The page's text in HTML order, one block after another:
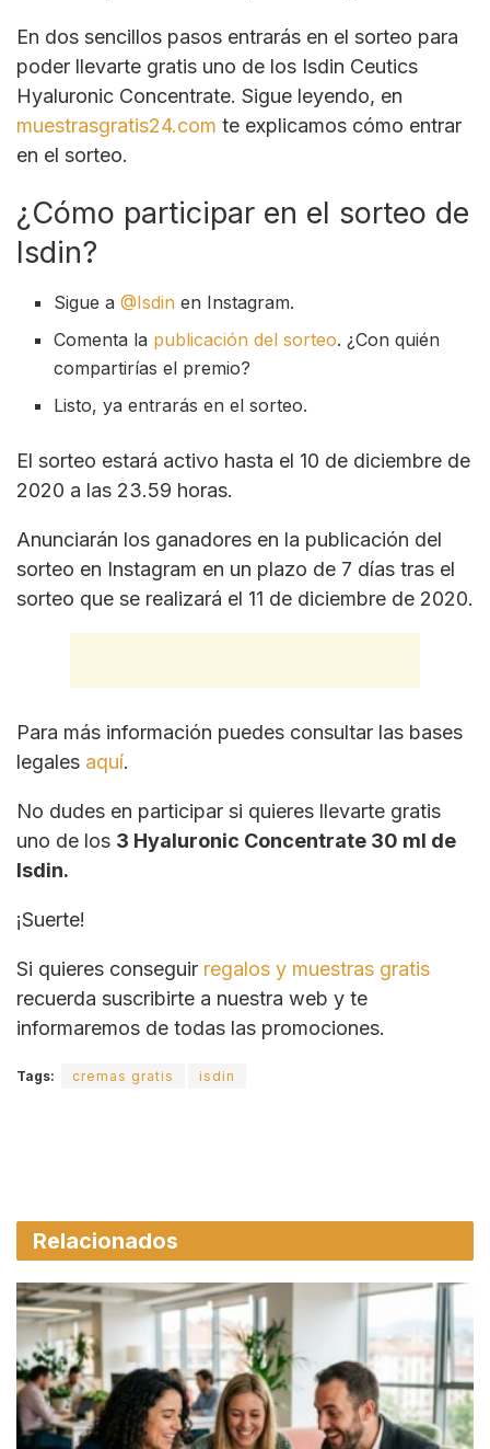
En dos sencillos pasos entrarás en el sorteo para
poder llevarte gratis uno de los Isdin Ceutics
Hyaluronic Concentrate. Sigue leyendo, en
muestrasgratis24.com te explicamos cómo entrar
en el sorteo.
¿Cómo participar en el sorteo de
Isdin?
Sigue a@Isdin en Instagram.
Comenta la publicación del sorteo. ¿Con quién
compartirías el premio?
Listo, ya entrarás en el sorteo.
El sorteo estará activo hasta el 10 de diciembre de
2020 a las 23.59 horas.
Anunciarán los ganadores en la publicación del
sorteo en Instagram en un plazo de 7 días tras el
sorteo que se realizará el 11 de diciembre de 2020.
Para más información puedes consultar las bases
legales aquí.
No dudes en participar si quieres llevarte gratis
uno de los 3 Hyaluronic Concentrate 30 ml de
Isdin.
¡Suerte!
Si quieres conseguir regalos y muestras gratis
recuerda suscribirte a nuestra web y te
informaremos de todas las promociones.
Tags: cremas gratis isdin
Relacionados